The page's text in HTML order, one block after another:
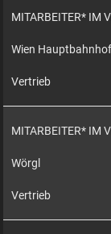
MITARBEITER* IM
Wien Hauptbahnhof
Vertrieb
MITARBEITER* IM
Wörgl
Vertrieb